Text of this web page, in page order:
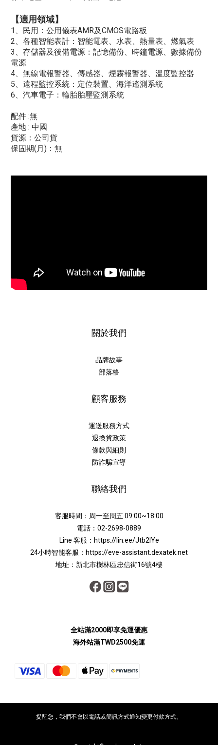
【適用領域】
1、民用：公用儀表AMR及CMOS電路板
2、各種智能表計：智能電表、水表、熱量表、燃氣表
3、存儲器及後備電源：記憶備份、時鐘電源、數據備份
電源
4、無線電報警器、傳感器、煙霧報警器、溫度監控器
5、遠程監控系統：定位裝置、海洋遙測系統
6、汽車電子：輪胎胎壓監測系統
配件 :無
產地 : 中國
貨源：公司貨
保固期(月)：無
關於我們
品牌故事
部落格
顧客服務
運送服務方式
退換貨政策
條款與細則
防詐騙宣導
聯絡我們
客服時間：周一至周五 09:00~18:00
電話：02-2698-0889
Line 客服： https://lin.ee/Jtb2lYe
24小時智能客服： https://eve-assistant.dexatek.net
地址：新北市樹林區忠信街16號4樓
全站滿2000即享免運優惠
海外站滿TWD2500免運
提醒您，我們不會以電話或簡訊方式通知變更付款方式。